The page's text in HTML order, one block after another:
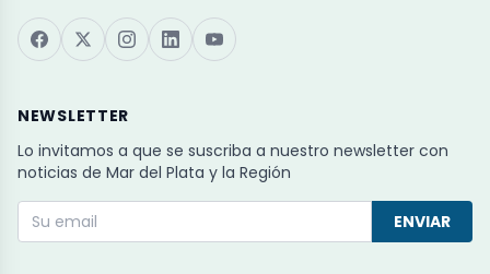
NEWSLETTER
Lo invitamos a que se suscriba a nuestro newsletter con
noticias de Mar del Plata y la Región
ENVIAR